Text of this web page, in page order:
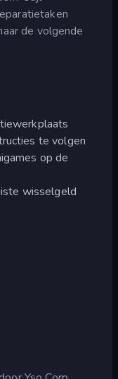
de volgende
te volgen
op de
wisselgeld